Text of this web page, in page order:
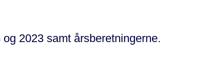
2023 samt årsberetningerne.